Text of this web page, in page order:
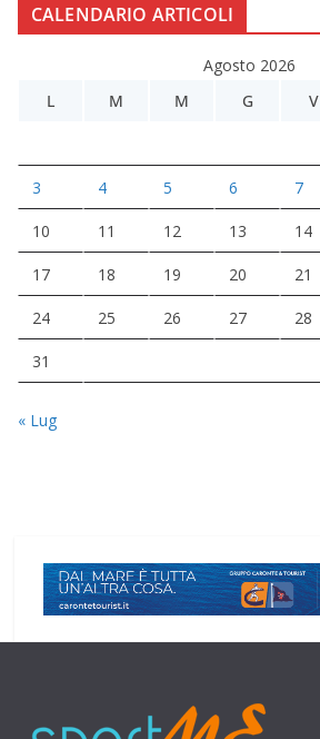
CALENDARIO ARTICOLI
Agosto 2026
L
M M G V
3 4 5 6 7
10 11 12 13 14
17 18 19 20 21
24 25 26 27 28
31
« Lug